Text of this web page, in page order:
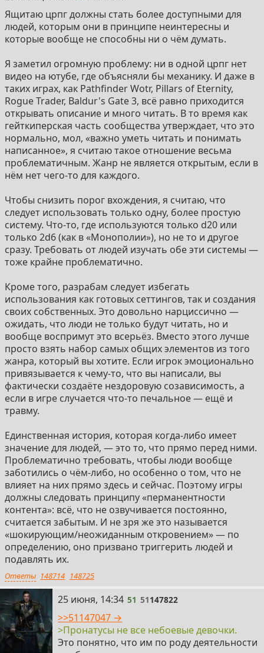
Ящитаю црпг должны стать более доступными для
людей, которым они в принципе неинтересны и
которые вообще не способны ни о чём думать.
Я заметил огромную проблему: ни в одной црпг нет
видео на ютубе, где объясняли бы механику. И даже в
таких играх, как Pathfinder Wotr, Pillars of Eternity,
Rogue Trader, Baldur's Gate 3, всё равно приходится
открывать описание и много читать. В то время как
гейткиперская часть сообщества утверждает, что это
нормально, мол, «важно уметь читать и понимать
написанное», я считаю такое отношение весьма
проблематичным. Жанр не является открытым, если в
нём нет чего-то для каждого.
Чтобы снизить порог вхождения, я считаю, что
следует использовать только одну, более простую
систему. Что-то, где используются только d20 или
только 2d6 (как в «Монополии»), но не то и другое
сразу. Требовать от людей изучать обе эти системы —
тоже крайне проблематично.
Кроме того, разрабам следует избегать
использования как готовых сеттингов, так и создания
своих собственных. Это довольно нарциссично —
ожидать, что люди не только будут читать, но и
вообще воспримут это всерьёз. Вместо этого лучше
просто взять набор самых общих элементов из того
жанра, который вы хотите. Если игрок эмоционально
привязывается к чему-то, что вы написали, вы
фактически создаёте нездоровую созависимость, а
если в игре случается что-то печальное — ещё и
травму.
Единственная история, которая когда-либо имеет
значение для людей, — это то, что прямо перед ними.
Проблематично требовать, чтобы люди вообще
заботились о чём-либо, но особенно о том, что не
влияет на них прямо здесь и сейчас. Поэтому игры
должны следовать принципу «перманентности
контента»: всё, что не озвучивается постоянно,
считается забытым. И не зря же это называется
«шокирующим/неожиданным откровением» — по
определению, оно призвано триггерить людей и
подавлять их.
Ответы 148714 148725
51
25 июня, 14:34 51 51147822
>>51147047 →
>Пронатусы не все небоевые девочки.
Это понятно, что им по роду деятельности